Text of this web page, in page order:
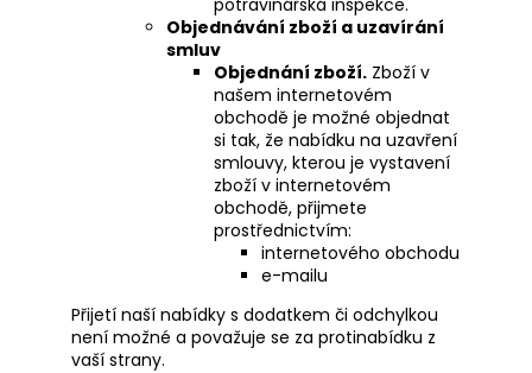
Objednávání zboží a uzavírání
smluv
Objednání zboží. Zboží v
našem internetovém
obchodě je možné objednat
si tak, že nabídku na uzavření
smlouvy, kterou je vystavení
zboží v internetovém
obchodě, přijmete
prostřednictvím:
internetového obchodu
e-mailu
Přijetí naší nabídky s dodatkem či odchylkou
není možné a považuje se za protinabídku z
vaší strany.